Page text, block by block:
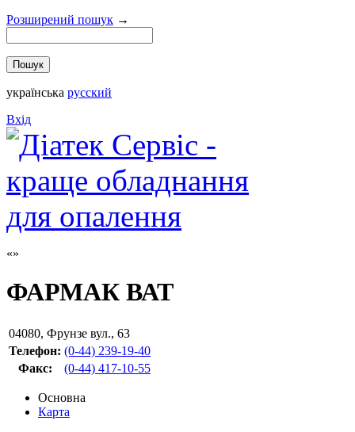
Розширений пошук →
українська русский
Вхід
ФАРМАК ВАТ
04080, Фрунзе вул., 63
Телефон: (0-44) 239-19-40
Факс: (0-44) 417-10-55
Основна
Карта